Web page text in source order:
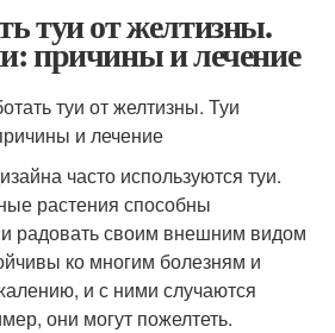
туи от желтизны.
причины и лечение
часто используются туи.
растения способны
и радовать своим внешним видом
ко многим болезням и
и с ними случаются
они могут пожелтеть.